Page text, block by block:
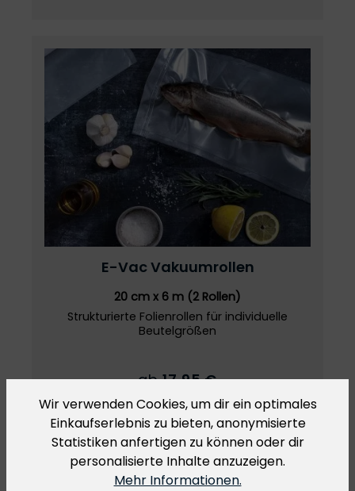
E-Vac Vakuumrollen
20 cm x 6 m (2 Rollen)
Strukturierte Folienrollen für individuelle
Beutelgrößen
ab17,95 €
Wir verwenden Cookies, um dir ein optimales
Einkaufserlebnis zu bieten, anonymisierte
Statistiken anfertigen zu können oder dir
personalisierte Inhalte anzuzeigen.
Mehr Informationen.